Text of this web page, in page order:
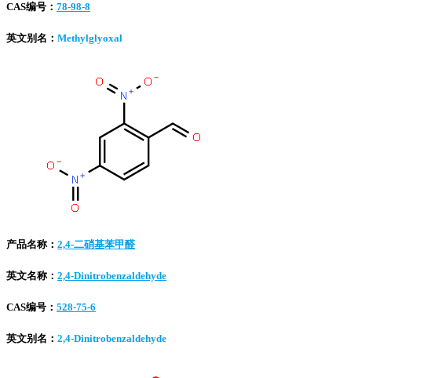
CAS编号： 78-98-8
英文别名： Methylglyoxal
产品名称： 2,4-二硝基苯甲醛
英文名称： 2,4-Dinitrobenzaldehyde
CAS编号： 528-75-6
英文别名： 2,4-Dinitrobenzaldehyde